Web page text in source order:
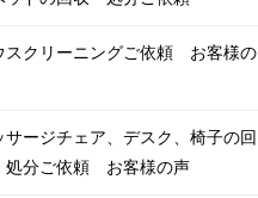
スクリーニングご依頼 お客様の
サージチェア、デスク、椅子の回
処分ご依頼 お客様の声